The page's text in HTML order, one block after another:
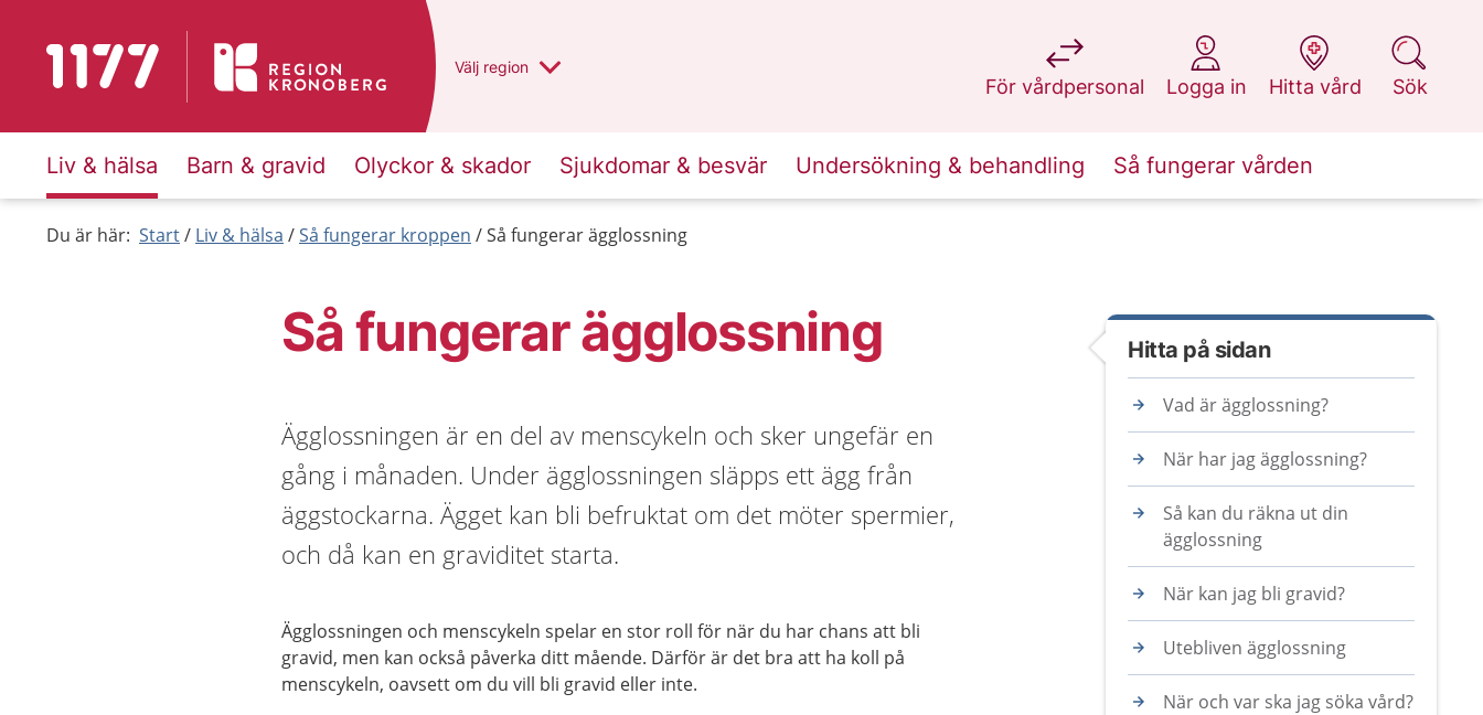
Till startsidan för 1177 Du har valt region
Välj en annan
region
För vårdpersonal
på 1177.se
Logga in
på 1177.se
Hitta vård
på 1177.se
Sök
på 1177.se
Liv & hälsa Barn & gravid Olyckor & skador Sjukdomar & besvär Undersökning & behandling Så fungerar vården
Du är här: Start Liv & hälsa Så fungerar kroppen Så fungerar ägglossning
Så fungerar ägglossning
Ägglossningen är en del av menscykeln och sker ungefär en
gång i månaden. Under ägglossningen släpps ett ägg från
äggstockarna. Ägget kan bli befruktat om det möter spermier,
och då kan en graviditet starta.
Ägglossningen och menscykeln spelar en stor roll för när du har chans att bli
gravid, men kan också påverka ditt mående. Därför är det bra att ha koll på
menscykeln, oavsett om du vill bli gravid eller inte.
Hitta på sidan
Vad är ägglossning?
När har jag ägglossning?
Så kan du räkna ut din
ägglossning
När kan jag bli gravid?
Utebliven ägglossning
När och var ska jag söka vård?